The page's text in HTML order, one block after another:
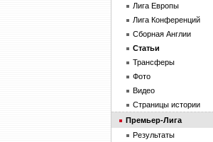
Лига Европы
Лига Конференций
Сборная Англии
Статьи
Трансферы
Фото
Видео
Страницы истории
Премьер-Лига
Результаты